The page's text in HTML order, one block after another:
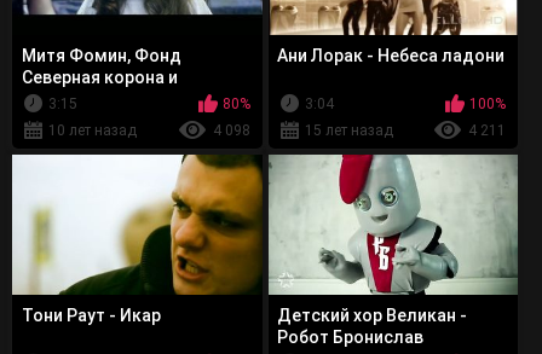
Митя Фомин, Фонд
Северная корона и
Академия поп. музыки
Игоря Крутого - Новый
день
3:15
80%
10 лет назад
4 098
Ани Лорак - Небеса ладони
3:04
100%
15 лет назад
4 211
Тони Раут - Икар
Детский хор Великан -
Робот Бронислав